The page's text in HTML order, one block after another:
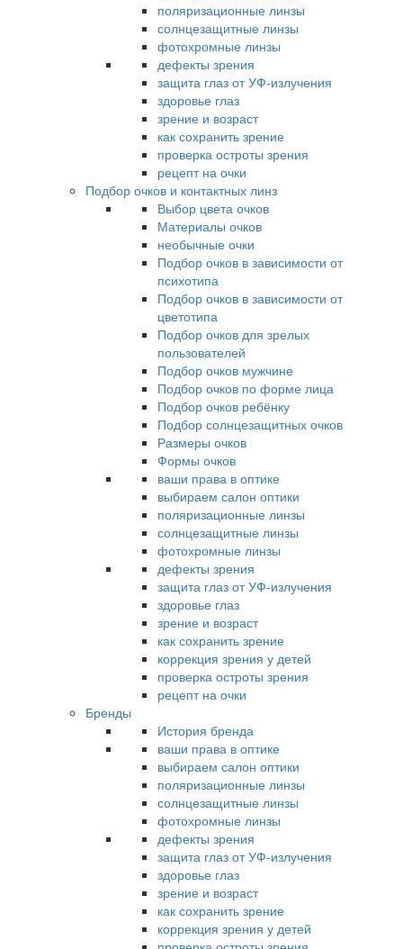
поляризационные линзы
солнцезащитные линзы
фотохромные линзы
дефекты зрения
защита глаз от УФ-излучения
здоровье глаз
зрение и возраст
как сохранить зрение
проверка остроты зрения
рецепт на очки
Подбор очков и контактных линз
Выбор цвета очков
Материалы очков
необычные очки
Подбор очков в зависимости от
психотипа
Подбор очков в зависимости от
цветотипа
Подбор очков для зрелых
пользователей
Подбор очков мужчине
Подбор очков по форме лица
Подбор очков ребёнку
Подбор солнцезащитных очков
Размеры очков
Формы очков
ваши права в оптике
выбираем салон оптики
поляризационные линзы
солнцезащитные линзы
фотохромные линзы
дефекты зрения
защита глаз от УФ-излучения
здоровье глаз
зрение и возраст
как сохранить зрение
коррекция зрения у детей
проверка остроты зрения
рецепт на очки
Бренды
История бренда
ваши права в оптике
выбираем салон оптики
поляризационные линзы
солнцезащитные линзы
фотохромные линзы
дефекты зрения
защита глаз от УФ-излучения
здоровье глаз
зрение и возраст
как сохранить зрение
коррекция зрения у детей